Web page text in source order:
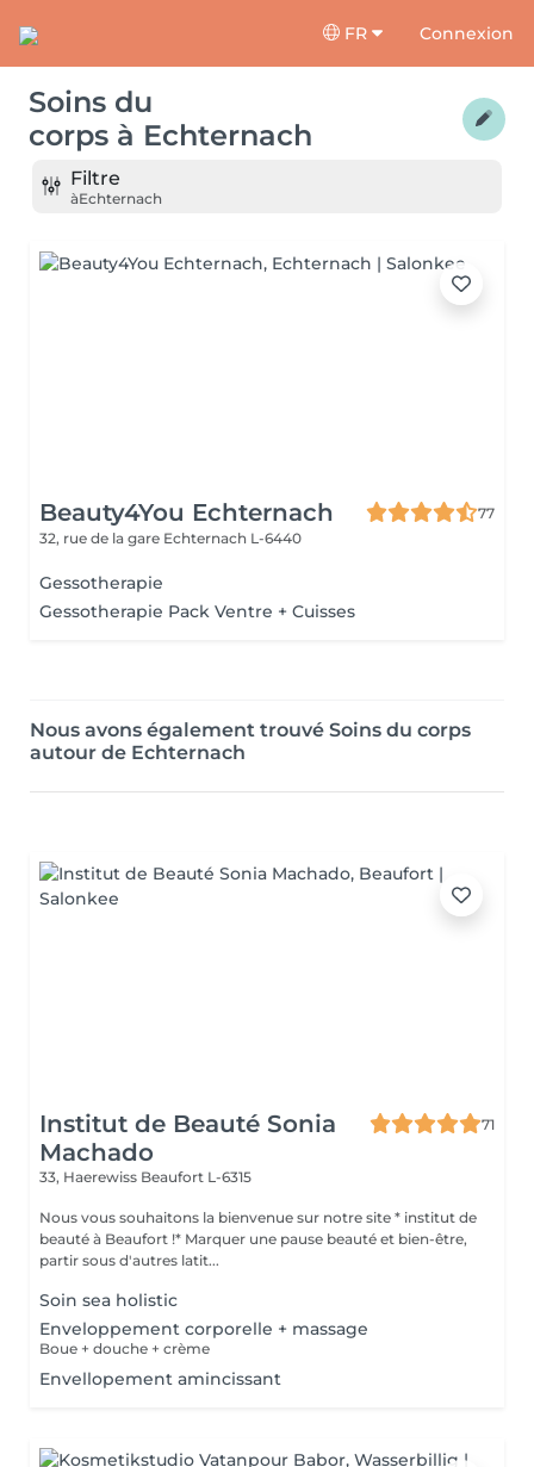
FR Connexion
Soins du
corps à Echternach
Filtre
àEchternach
Beauty4You Echternach
77
32, rue de la gare Echternach L-6440
Gessotherapie
Gessotherapie Pack Ventre + Cuisses
Nous avons également trouvé Soins du corps
autour de Echternach
Institut de Beauté Sonia
Machado
71
33, Haerewiss Beaufort L-6315
Nous vous souhaitons la bienvenue sur notre site * institut de
beauté à Beaufort !* Marquer une pause beauté et bien-être,
partir sous d'autres latit...
Soin sea holistic
Enveloppement corporelle + massage
Boue + douche + crème
Envellopement amincissant